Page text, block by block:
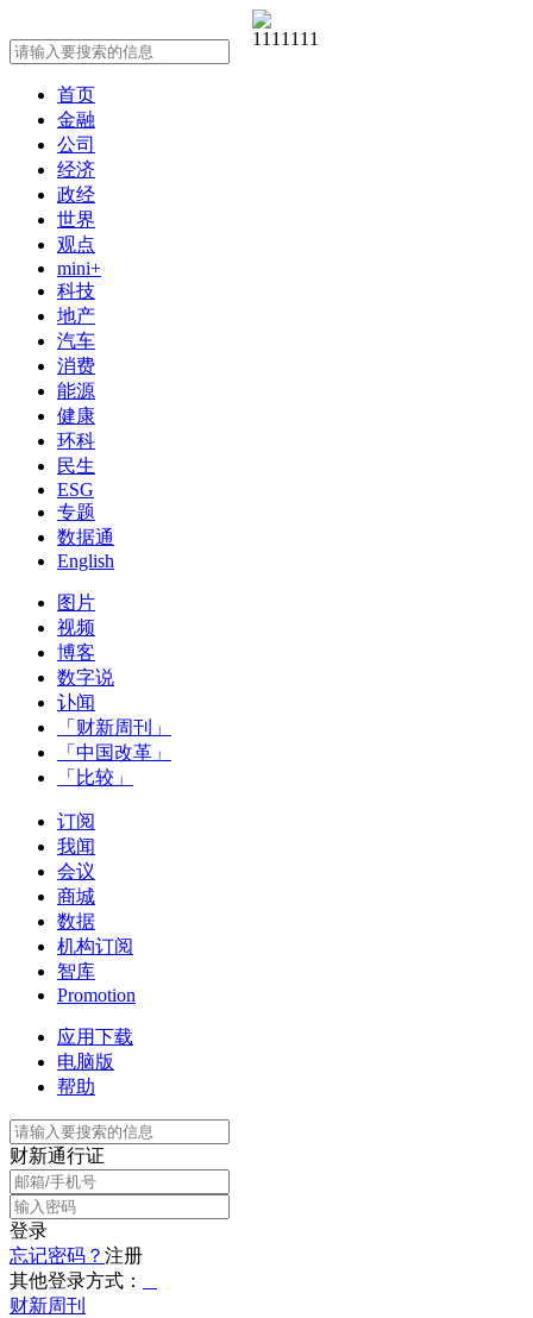
首页
金融
公司
经济
政经
世界
观点
mini+
科技
地产
汽车
消费
能源
健康
环科
民生
ESG
专题
数据通
English
图片
视频
博客
数字说
讣闻
「财新周刊」
「中国改革」
「比较」
订阅
我闻
会议
商城
数据
机构订阅
智库
Promotion
应用下载
电脑版
帮助
财新通行证
登录
忘记密码？ 注册
其他登录方式：
财新周刊